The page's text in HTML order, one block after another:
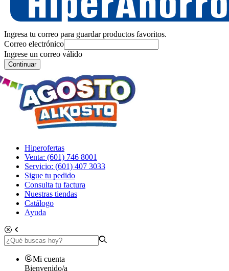
Ingresa tu correo para guardar productos favoritos.
Correo electrónico
Ingrese un correo válido
Continuar
Hiperofertas
Venta: (601) 746 8001
Servicio: (601) 407 3033
Sigue tu pedido
Consulta tu factura
Nuestras tiendas
Catálogo
Ayuda
Mi cuenta
Bienvenido/a